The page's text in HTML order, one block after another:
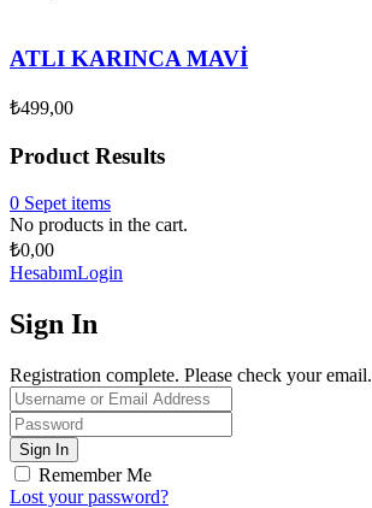
ATLI KARINCA MAVİ
₺499,00
Product Results
0 Sepet items
No products in the cart.
₺0,00
HesabımLogin
Sign In
Registration complete. Please check your email.
Remember Me
Lost your password?